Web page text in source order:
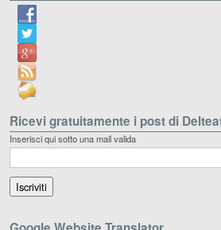
Ricevi gratuitamente i post di
Inserisci qui sotto una mail valida